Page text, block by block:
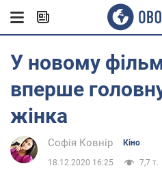
У новому
вперше
жінка
Софія Ковнір Кіно
18.12.2020 16:25 7,7 т.